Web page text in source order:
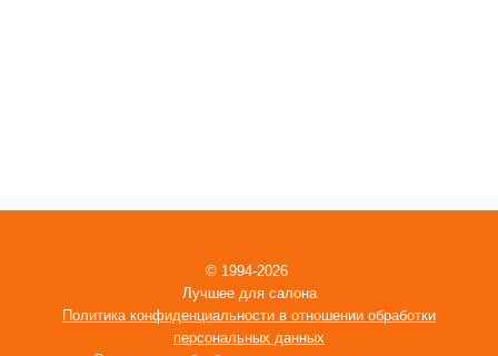
© 1994-2026
Лучшее для салона
Политика конфиденциальности в отношении обработки
персональных данных